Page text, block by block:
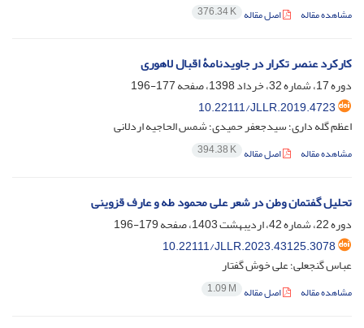
مشاهده مقاله اصل مقاله 376.34 K
کارکرد عنصر تکرار در جاویدنامۀ اقبال لاهوری
دوره 17، شماره 32، خرداد 1398، صفحه
177-196
10.22111/JLLR.2019.4723
اعظم گله داری؛ سیدجعفر حمیدی؛ شمس الحاجیه اردلانی
مشاهده مقاله اصل مقاله 394.38 K
تحلیل گفتمان‌ وطن در شعر علی محمود طه و عارف قزوینی
دوره 22، شماره 42، اردیبهشت 1403، صفحه
179-196
10.22111/JLLR.2023.43125.3078
عباس گنجعلی؛ علی خوش گفتار
مشاهده مقاله اصل مقاله 1.09 M